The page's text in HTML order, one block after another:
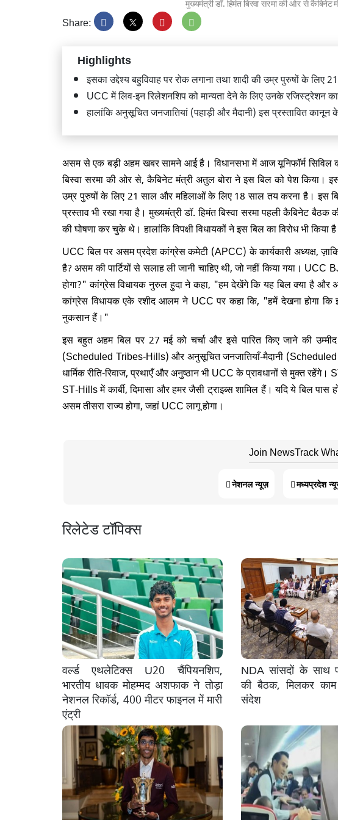
Share:
Highlights
इसका उद्देश्य बहुविवाह पर रोक लगाना तथा शादी की उम्र पुरुषों के
UCC में लिव-इन रिलेशनशिप को मान्यता देने के लिए उनके रजिस्ट्रेशन का
हालांकि अनुसूचित जनजातियां (पहाड़ी और मैदानी) इस प्रस्तावित कानून
असम से एक बड़ी अहम खबर सामने आई है। विधानसभा में आज यूनिफॉर्म
बिस्वा सरमा की ओर से, कैबिनेट मंत्री अतुल बोरा ने इस बिल को पेश किया।
उम्र पुरुषों के लिए 21 साल और महिलाओं के लिए 18 साल तय करना है। इस
प्रस्ताव भी रखा गया है। मुख्यमंत्री डॉ. हिमंत बिस्वा सरमा पहली कैबिनेट
की घोषणा कर चुके थे। हालांकि विपक्षी विधायकों ने इस बिल का विरोध भी किया
UCC बिल पर असम प्रदेश कांग्रेस कमेटी (APCC) के कार्यकारी अध्यक्ष,
है? असम की पार्टियों से सलाह ली जानी चाहिए थी, जो नहीं किया गया।
होगा?" कांग्रेस विधायक नुरुल हुदा ने कहा, "हम देखेंगे कि यह बिल क्या है और
कांग्रेस विधायक एके रशीद आलम ने UCC पर कहा कि, "हमें देखना होगा
नुकसान हैं।"
इस बहुत अहम बिल पर 27 मई को चर्चा और इसे पारित किए जाने की
(Scheduled Tribes-Hills) और अनुसूचित जनजातियाँ-मैदानी (Scheduled
धार्मिक रीति-रिवाज, प्रथाएँ और अनुष्ठान भी UCC के प्रावधानों से मुक्त
ST-Hills में कार्बी, दिमासा और हमर जैसी ट्राइब्स शामिल हैं। यदि ये बिल पास
असम तीसरा राज्य होगा, जहां UCC लागू होगा।
Join NewsTrack
नेशनल न्यूज़ मध्यप्रदेश
रिलेटेड टॉपिक्स
वर्ल्ड एथलेटिक्स U20 चैंपियनशिप,
भारतीय धावक मोहम्मद अशफाक ने तोड़ा
नेशनल रिकॉर्ड, 400 मीटर फाइनल में मारी
एंट्री
NDA सांसदों के साथ
की बैठक, मिलकर
संदेश
केंद्रीय मंत्री डॉ. जितेंद्र
किया सार्वजनिक परीक्षा
CJP विरोध पर धर्मेंद्र
राहुल गांधी छात्रों को बना रहे